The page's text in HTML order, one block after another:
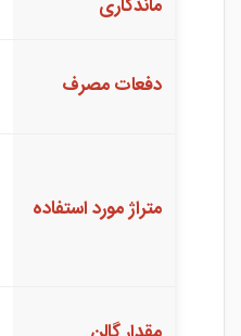
ماندگاری
دفعات مصرف
متراژ مورد استفاده